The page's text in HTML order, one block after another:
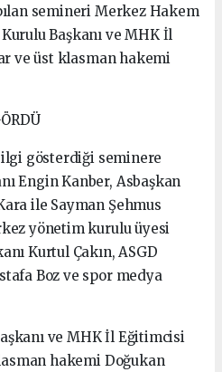
semineri Merkez Hakem
Başkanı ve MHK İl
ve üst klasman hakemi
ilgi gösterdiği seminere
Engin Kanber, Asbaşkan
ile Sayman Şehmus
yönetim kurulu üyesi
Kurtul Çakın, ASGD
Boz ve spor medya
ve MHK İl Eğitimcisi
hakemi Doğukan